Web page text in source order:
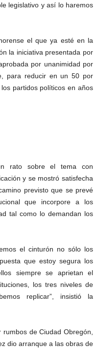
legislativo y así lo haremos
el que ya esté en la
la iniciativa presentada por
por unanimidad por
para reducir en un 50 por
partidos políticos en años
rato sobre el tema con
y se mostró satisfecha
previsto que se prevé
que incorpore a los
tal como lo demandan los
el cinturón no sólo los
que estoy segura los
siempre se aprietan el
los tres niveles de
replicar”, insistió la
de Ciudad Obregón,
dio arranque a las obras de